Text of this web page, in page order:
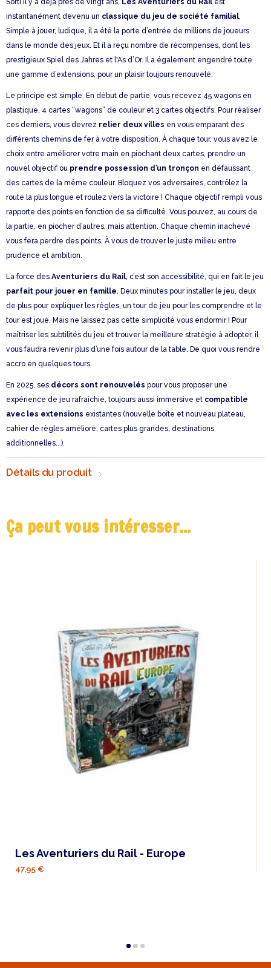
Sorti il y a déjà près de vingt ans, Les Aventuriers du Rail est
instantanément devenu un classique du jeu de société familial.
Simple à jouer, ludique, il a été la porte d’entrée de millions de joueurs
dans le monde des jeux. Et il a reçu nombre de récompenses, dont les
prestigieux Spiel des Jahres et l'As d’Or. Il a également engendré toute
une gamme d’extensions, pour un plaisir toujours renouvelé.
Le principe est simple. En début de partie, vous recevez 45 wagons en
plastique, 4 cartes “wagons” de couleur et 3 cartes objectifs. Pour réaliser
ces derniers, vous devrez relier deux villes en vous emparant des
différents chemins de fer à votre disposition. À chaque tour, vous avez le
choix entre améliorer votre main en piochant deux cartes, prendre un
nouvel objectif ou prendre possession d’un tronçon en défaussant
des cartes de la même couleur. Bloquez vos adversaires, contrôlez la
route la plus longue et roulez vers la victoire ! Chaque objectif rempli vous
rapporte des points en fonction de sa difficulté. Vous pouvez, au cours de
la partie, en piocher d’autres, mais attention. Chaque chemin inachevé
vous fera perdre des points. À vous de trouver le juste milieu entre
prudence et ambition.
La force des Aventuriers du Rail, c’est son accessibilité, qui en fait le jeu
parfait pour jouer en famille. Deux minutes pour installer le jeu, deux
de plus pour expliquer les règles, un tour de jeu pour les comprendre et le
tour est joué. Mais ne laissez pas cette simplicité vous endormir ! Pour
maîtriser les subtilités du jeu et trouver la meilleure stratégie à adopter, il
vous faudra revenir plus d’une fois autour de la table. De quoi vous rendre
accro en quelques tours.
En 2025, ses décors sont renouvelés pour vous proposer une
expérience de jeu rafraîchie, toujours aussi immersive et compatible
avec les extensions existantes (nouvelle boîte et nouveau plateau,
cahier de règles amélioré, cartes plus grandes, destinations
additionnelles...).
Détails du produit
Ça peut vous intéresser...
Les Aventuriers du Rail - Europe
47,95 €